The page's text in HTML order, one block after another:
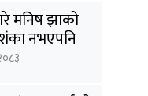
मनिष झाको
नभएपनि
कालो चस्मा